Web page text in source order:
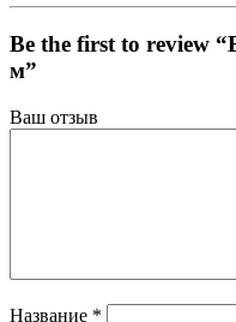
Be the first to review
м”
Ваш отзыв
Название *